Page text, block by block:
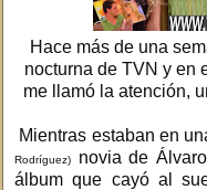
Hace más de una
nocturna de TVN y en
me llamó la atención,
Mientras estaban en
Rodríguez)
novia de Álvaro
álbum que cayó al